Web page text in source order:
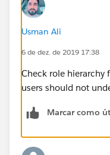
Usman Ali
6 de dez. de 2019 17:38
Check role hierarchy
users should not
Marcar como